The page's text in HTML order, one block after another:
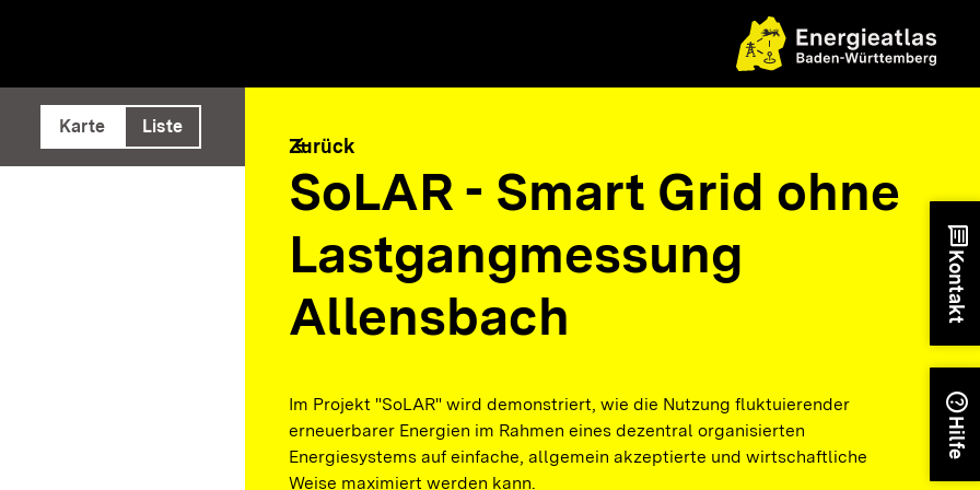
ausführen
Karte Liste
arrow_back
Zurück
SoLAR - Smart Grid ohne
Lastgangmessung
Allensbach
Im Projekt "SoLAR" wird demonstriert, wie die Nutzung fluktuierender
erneuerbarer Energien im Rahmen eines dezentral organisierten
Energiesystems auf einfache, allgemein akzeptierte und wirtschaftliche
Weise maximiert werden kann.
chat
Kontakt
help
Hilfe